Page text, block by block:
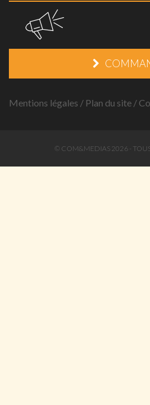
Mentions légales / Plan du site /
© COM&MEDIAS 2026 - TOUS